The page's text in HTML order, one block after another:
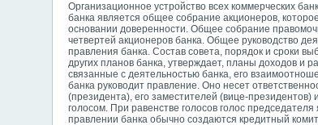
Организационное устройство всех коммерческих
банка является общее собрание акционеров,
основании доверенности. Общее собрание
четвертей акционеров банка. Общее руководство
правления банка. Состав совета, порядок и сроки
других планов банка, утверждает, планы доходов и
связанные с деятельностью банка, его
банка руководит правление. Оно несет
(президента), его заместителей (вице-
голосом. При равенстве голосов голос
правлении банка обычно создаются кредитный